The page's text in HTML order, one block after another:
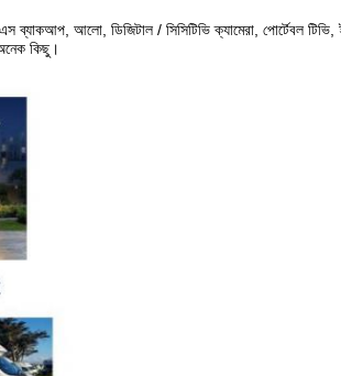
ব্যাকআপ, আলো, ডিজিটাল / সিসিটিভি ক্যামেরা, পোর্টেবল
কিছু।